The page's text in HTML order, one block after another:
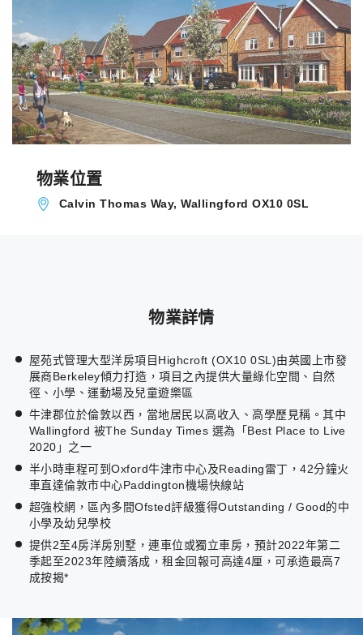
物業位置
Calvin Thomas Way, Wallingford OX10 0SL
物業詳情
屋苑式管理大型洋房項目Highcroft (OX10 0SL)由英國上市發
展商Berkeley傾力打造，項目之內提供大量綠化空間、自然
徑、小學、運動場及兒童遊樂區
牛津郡位於倫敦以西，當地居民以高收入、高學歷見稱。其中
Wallingford 被The Sunday Times 選為「Best Place to Live
2020」之一
半小時車程可到Oxford牛津市中心及Reading雷丁，42分鐘火
車直達倫敦市中心Paddington機場快線站
超強校網，區內多間Ofsted評級獲得Outstanding / Good的中
小學及幼兒學校
提供2至4房洋房別墅，連車位或獨立車房，預計2022年第二
季起至2023年陸續落成，租金回報可高達4厘，可承造最高7
成按揭*